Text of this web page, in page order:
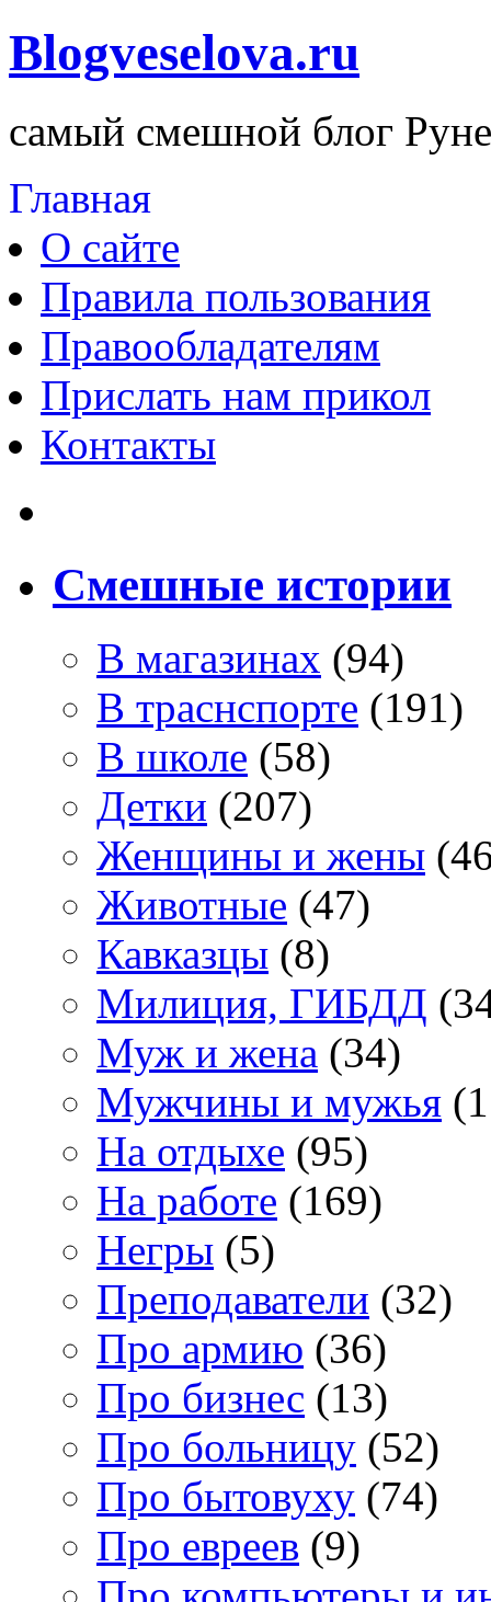
Blogveselova.ru
самый смешной блог
Главная
О сайте
Правила пользования
Правообладателям
Прислать нам прикол
Контакты
Смешные истории
В магазинах (94)
В траснспорте (191)
В школе (58)
Детки (207)
Женщины и жены
Животные (47)
Кавказцы (8)
Милиция, ГИБДД
Муж и жена (34)
Мужчины и мужья
На отдыхе (95)
На работе (169)
Негры (5)
Преподаватели (32)
Про армию (36)
Про бизнес (13)
Про больницу (52)
Про бытовуху (74)
Про евреев (9)